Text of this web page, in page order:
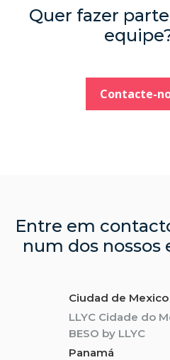
Quer fazer
Contacte-
Entre em
num dos nossos
Ciudad de Mexico
LLYC Cidade do
BESO by LLYC
Panamá